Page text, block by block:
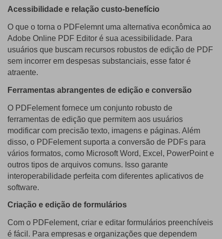
Acessibilidade e relação custo-benefício
O que o torna o PDFelemnt uma alternativa econômica ao
Adobe Online PDF Editor é sua acessibilidade. Para
usuários que buscam recursos robustos de edição de PDF
sem incorrer em despesas substanciais, esse fator é
atraente.
Ferramentas abrangentes de edição e conversão
O PDFelement fornece um conjunto robusto de
ferramentas de edição que permitem aos usuários
modificar com precisão texto, imagens e páginas. Além
disso, o PDFelement suporta a conversão de PDFs para
vários formatos, como Microsoft Word, Excel, PowerPoint e
outros tipos de arquivos comuns. Isso garante
interoperabilidade perfeita com diferentes aplicativos de
software.
Criação e edição de formulários
Com o PDFelement, criar e editar formulários preenchíveis
é fácil. Para empresas e organizações que dependem